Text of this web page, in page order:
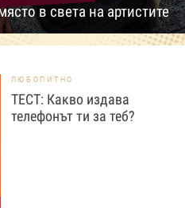
в света на артистите
ЛЮБОПИТНО
ТЕСТ: Какво издава
телефонът ти за теб?